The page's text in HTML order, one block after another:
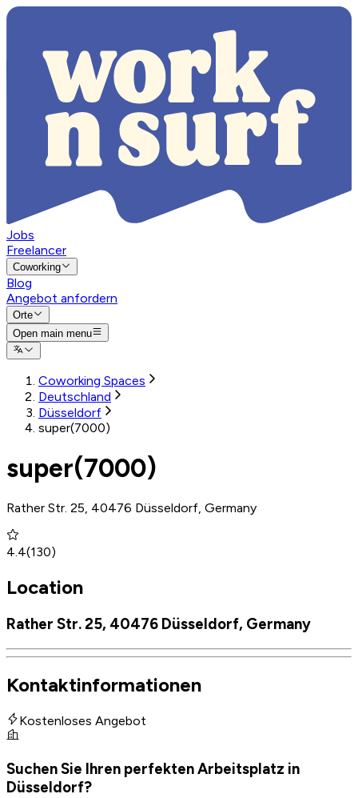
Jobs
Freelancer
Coworking
Blog
Angebot anfordern
Orte
Open main menu
Coworking Spaces
Deutschland
Düsseldorf
super(7000)
super(7000)
Rather Str. 25, 40476 Düsseldorf, Germany
4.4(130)
Location
Rather Str. 25, 40476 Düsseldorf, Germany
Kontaktinformationen
Kostenloses Angebot
Suchen Sie Ihren perfekten Arbeitsplatz in
Düsseldorf?